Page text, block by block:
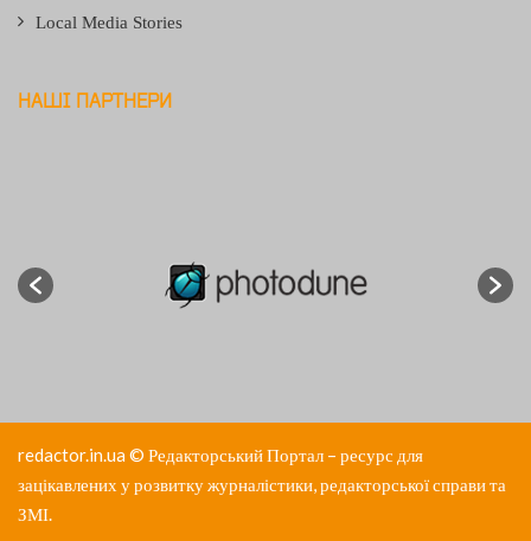
Local Media Stories
НАШІ ПАРТНЕРИ
redactor.in.ua© Редакторський Портал – ресурс для
зацікавлених у розвитку журналістики, редакторської справи та
ЗМІ.